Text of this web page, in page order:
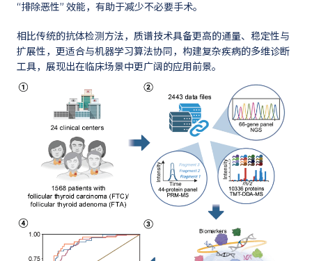
“排除恶性” 效能，有助于减少不必要手术。
相比传统的抗体检测方法，质谱技术具备更高的通量、稳定性与
扩展性，更适合与机器学习算法协同，构建复杂疾病的多维诊断
工具，展现出在临床场景中更广阔的应用前景。